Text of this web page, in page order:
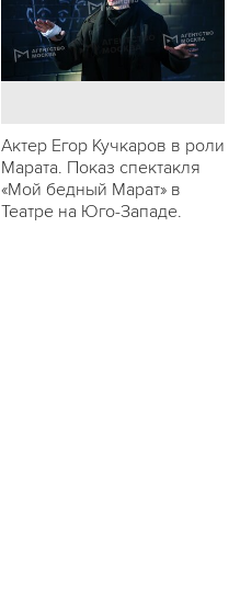
Актер Егор Кучкаров в роли
Марата. Показ спектакля
«Мой бедный Марат» в
Театре на Юго-Западе.